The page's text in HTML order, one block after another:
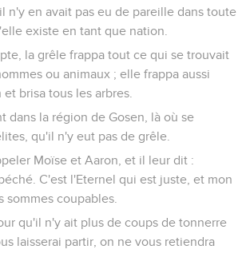
n'y en avait pas eu de pareille dans toute
existe en tant que nation.
la grêle frappa tout ce qui se trouvait
ou animaux ; elle frappa aussi
brisa tous les arbres.
dans la région de Gosen, là où se
qu'il n'y eut pas de grêle.
Moïse et Aaron, et il leur dit :
C'est l'Eternel qui est juste, et mon
sommes coupables.
qu'il n'y ait plus de coups de tonnerre
laisserai partir, on ne vous retiendra